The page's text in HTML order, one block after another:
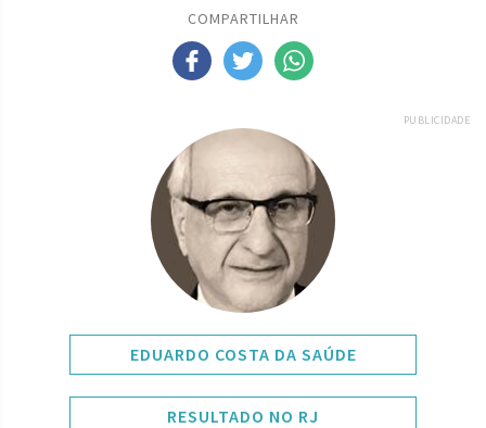
COMPARTILHAR
PUBLICIDADE
EDUARDO COSTA DA SAÚDE
RESULTADO NO RJ